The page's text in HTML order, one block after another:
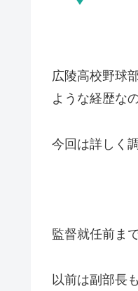
広陵高校野球
ような経歴な
今回は詳しく
監督就任前ま
以前は副部長